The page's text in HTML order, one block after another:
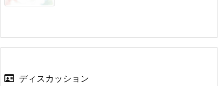
ディスカッション